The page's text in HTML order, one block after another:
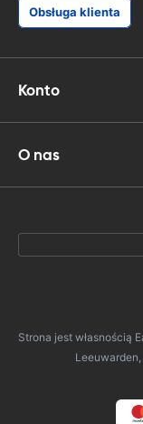
Obsługa klienta
Konto
O nas
Strona jest własnością